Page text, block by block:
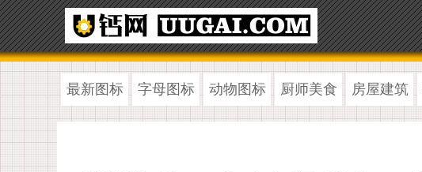
最新图标 字母图标 动物图标 厨师美食 房屋建筑